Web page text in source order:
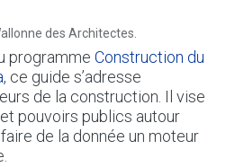
des Architectes.
programme Construction du
, ce guide s’adresse
de la construction. Il vise
pouvoirs publics autour
de la donnée un moteur